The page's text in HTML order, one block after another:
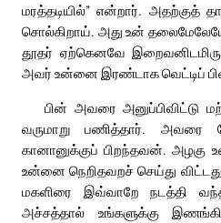
மரத்தடியில்” என்றார். அதற்குத்
சொல்கிறாய். அது உன்
தூதர் ஏற்கெனவே
அவர் உன்னை இரண்டாக வெட்டிப்
பின் அவரை அனுப்பிவிட்டு
வருமாறு பணித்தார். அவரை
கானானுக்குப் பிறந்தவன். அழகு
உன்னை நெறிதவறச் செய்து
மகளிரை இவ்வாறே நடத்தி
அச்சத்தால் உங்களுக்கு